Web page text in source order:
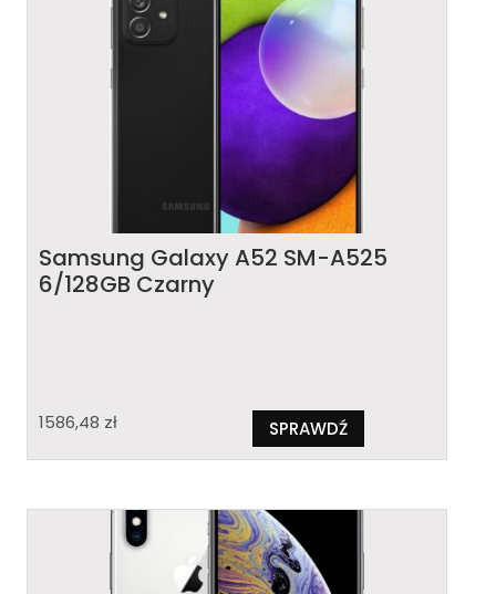
Samsung Galaxy A52 SM-A525
6/128GB Czarny
1586,48 zł SPRAWDŹ